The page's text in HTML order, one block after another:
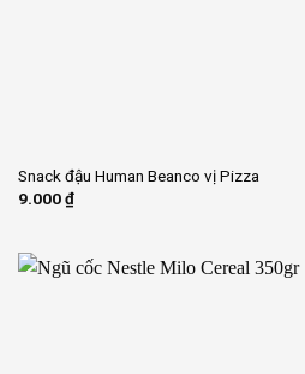
Snack đậu Human Beanco vị Pizza
9.000₫